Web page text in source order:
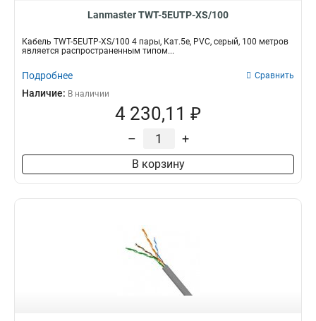
Lanmaster TWT-5EUTP-XS/100
Кабель TWT-5EUTP-XS/100 4 пары, Кат.5e, PVC, серый, 100 метров
является распространенным типом...
Подробнее Сравнить
Наличие: В наличии
4 230,11 ₽
– +
В корзину